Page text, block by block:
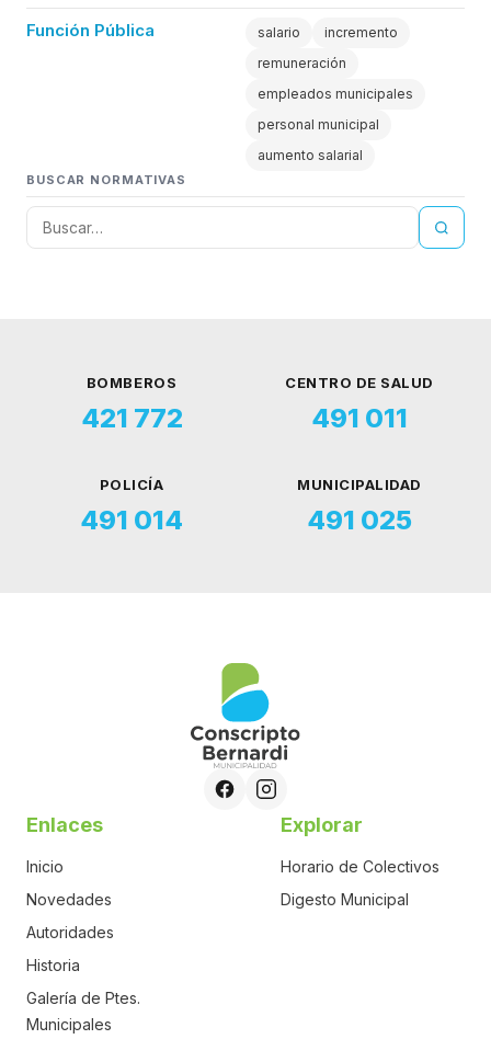
Función Pública salario
incremento
remuneración
empleados municipales
personal municipal
aumento salarial
BUSCAR NORMATIVAS
BOMBEROS
421 772
CENTRO DE SALUD
491 011
POLICÍA
491 014
MUNICIPALIDAD
491 025
Enlaces
Inicio
Novedades
Autoridades
Historia
Galería de Ptes.
Municipales
Explorar
Horario de Colectivos
Digesto Municipal